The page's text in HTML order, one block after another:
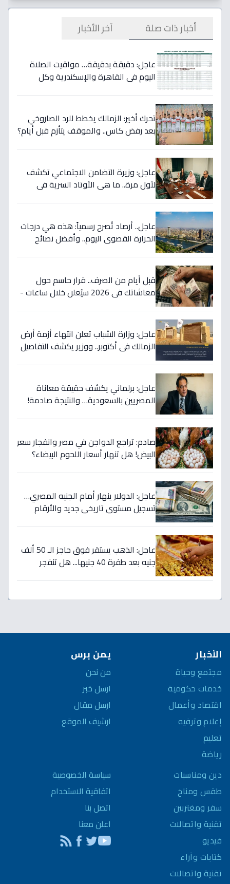
أخبار ذات صلة آخر الأخبار
عاجل: دقيقة بدقيقة… مواقيت الصلاة
اليوم في القاهرة والإسكندرية وكل
تحرك أخير: الزمالك يخطط للرد الصاروخي
بعد رفض كاس.. والموقف يتأزم قبل أيام؟
عاجل: وزيرة التضامن الاجتماعي تكشف
لأول مرة.. ما هي الأوتاد السرية في
عاجل.. أرصاد تُصرح رسمياً: هذه هي درجات
الحرارة القصوى اليوم.. وأفضل نصائح
قبل أيام من الصرف.. قرار حاسم حول
معاشاتك في 2026 سيُعلن خلال ساعات -
عاجل: وزارة الشباب تعلن انتهاء أزمة أرض
الزمالك في أكتوبر.. ووزير يكشف التفاصيل
عاجل: برلماني يكشف حقيقة معاناة
المصريين بالسعودية… والنتيجة صادمة!
صادم: تراجع الدواجن في مصر وانفجار سعر
البيض! هل تنهار أسعار اللحوم البيضاء؟
عاجل: الدولار ينهار أمام الجنيه المصري…
تسجيل مستوى تاريخي جديد والأرقام
عاجل: الذهب يستقر فوق حاجز الـ 50 ألف
جنيه بعد طفرة 40 جنيها... هل تنفجر
الأخبار
مجتمع وحياة
خدمات حكومية
اقتصاد وأعمال
إعلام وترفيه
تعليم
رياضة
دين ومناسبات
طقس ومناخ
سفر ومغتربين
تقنية واتصالات
فيديو
كتابات وآراء
تقنية واتصالات
يمن برس
من نحن
ارسل خبر
ارسل مقال
ارشيف الموقع
سياسة الخصوصية
اتفاقية الاستخدام
اتصل بنا
اعلن معنا